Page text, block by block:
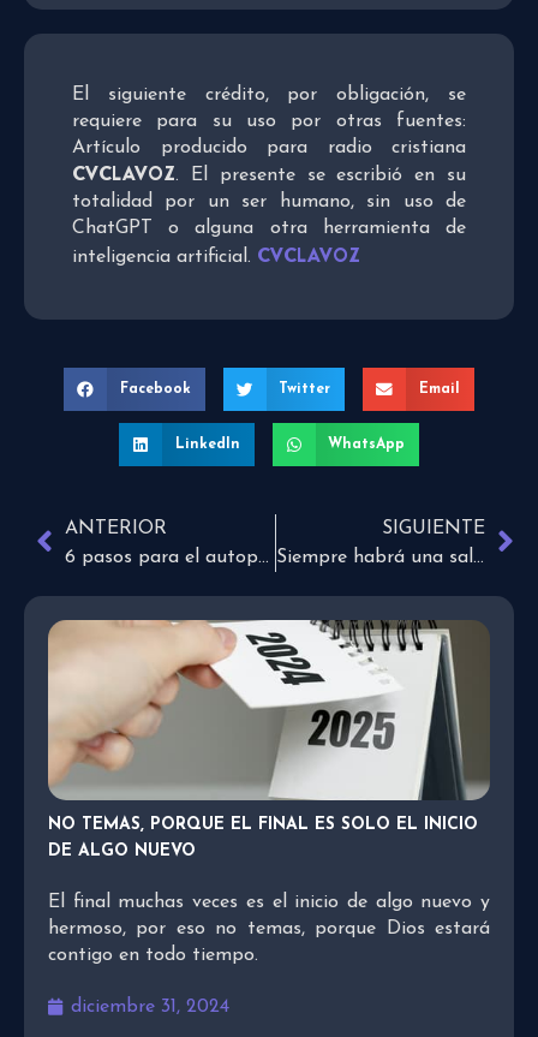
El siguiente crédito, por obligación, se
requiere para su uso por otras fuentes:
Artículo producido para radio cristiana
CVCLAVOZ. El presente se escribió en su
totalidad por un ser humano, sin uso de
ChatGPT o alguna otra herramienta de
inteligencia artificial. CVCLAVOZ
Facebook Twitter Email
LinkedIn WhatsApp
ANTERIOR
6 pasos para el autoperdón
SIGUIENTE
Siempre habrá una salida
NO TEMAS, PORQUE EL FINAL ES SOLO EL INICIO
DE ALGO NUEVO
El final muchas veces es el inicio de algo nuevo y
hermoso, por eso no temas, porque Dios estará
contigo en todo tiempo.
diciembre 31, 2024